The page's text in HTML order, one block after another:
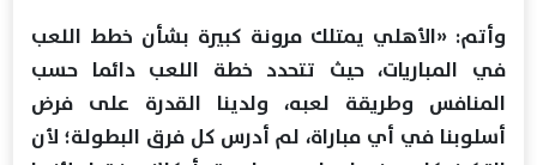
وأتم: «الأهلي يمتلك مرونة كبيرة بشأن خطط اللعب
في المباريات، حيث تتحدد خطة اللعب دائما حسب
المنافس وطريقة لعبه، ولدينا القدرة على فرض
أسلوبنا في أي مباراة، لم أدرس كل فرق البطولة؛ لأن